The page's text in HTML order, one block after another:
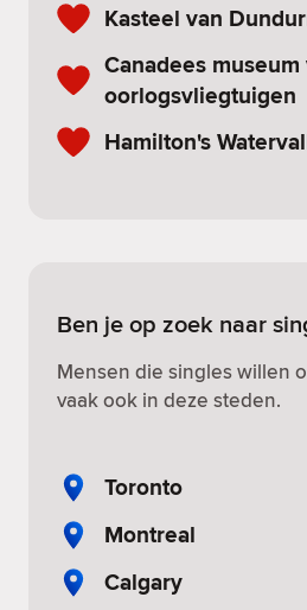
Kasteel van
Canadees
oorlogsvliegtuigen
Hamilton's
Ben je op zoek naar
Mensen die singles willen
vaak ook in deze steden.
Toronto
Montreal
Calgary